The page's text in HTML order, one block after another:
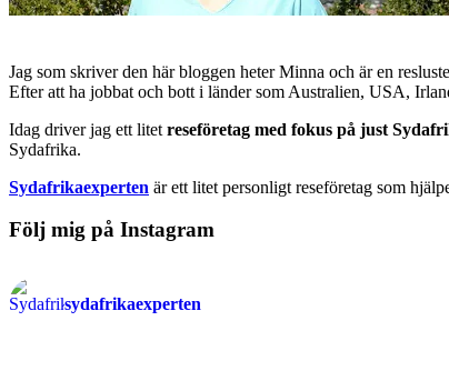
Jag som skriver den här bloggen heter Minna och är en
Efter att ha jobbat och bott i länder som Australien, USA,
Idag driver jag ett litet reseföretag med fokus på just
Sydafrika.
Sydafrikaexperten är ett litet personligt reseföretag som
Följ mig på Instagram
sydafrikaexperten